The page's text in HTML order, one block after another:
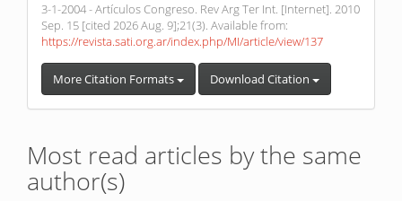
3-1-2004 - Artículos Congreso. Rev Arg Ter Int. [Internet]. 2010
Sep. 15 [cited 2026 Aug. 9];21(3). Available from:
https://revista.sati.org.ar/index.php/MI/article/view/137
More Citation Formats Download Citation
Most read articles by the same
author(s)